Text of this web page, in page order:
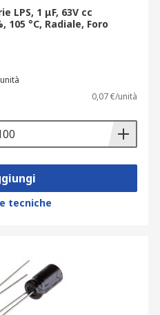
LPS, 1 μF, 63V cc
°C, Radiale, Foro
0,07 €/unità
tecniche